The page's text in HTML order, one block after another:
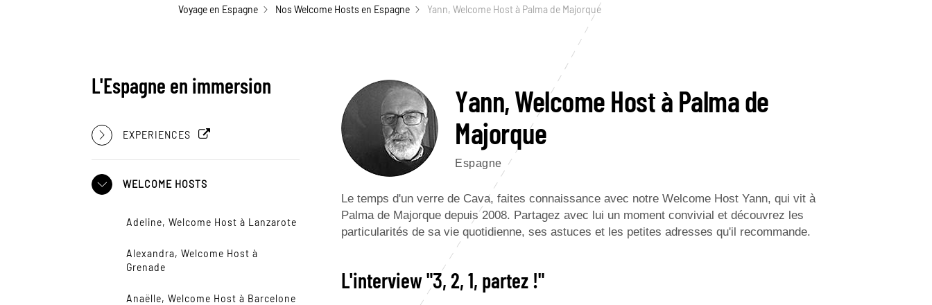
Voyage en Espagne Nos Welcome Hosts en Espagne Yann, Welcome Host à Palma de Majorque
L'Espagne en immersion
EXPERIENCES
WELCOME HOSTS
Adeline, Welcome Host à Lanzarote
Alexandra, Welcome Host à
Grenade
Anaëlle, Welcome Host à Barcelone
Yann, Welcome Host à Palma de
Majorque
Espagne
Le temps d'un verre de Cava, faites connaissance avec notre Welcome Host Yann, qui vit à
Palma de Majorque depuis 2008. Partagez avec lui un moment convivial et découvrez les
particularités de sa vie quotidienne, ses astuces et les petites adresses qu'il recommande.
L'interview "3, 2, 1, partez !"